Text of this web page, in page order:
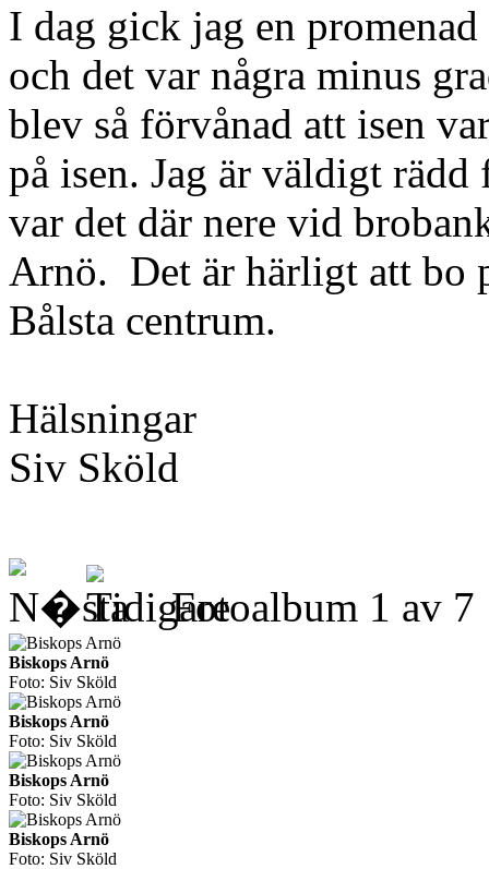
I dag gick jag en
och det var några minus
blev så förvånad att isen
på isen. Jag är väldigt
var det där nere vid
Arnö. Det är härligt att bo
Bålsta centrum.
Hälsningar
Siv Sköld
Fotoalbum 1 av 7
Biskops Arnö
Foto: Siv Sköld
Biskops Arnö
Foto: Siv Sköld
Biskops Arnö
Foto: Siv Sköld
Biskops Arnö
Foto: Siv Sköld